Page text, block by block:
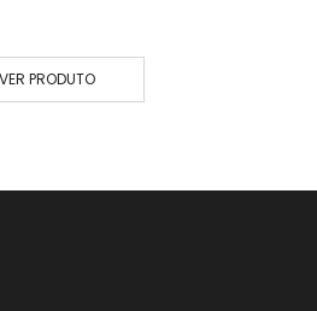
VER PRODUTO